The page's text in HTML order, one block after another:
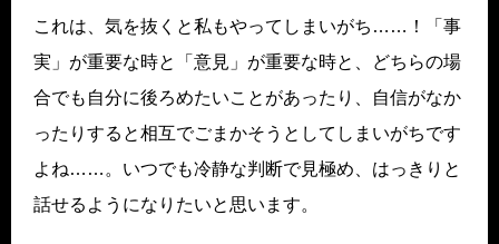
これは、気を抜くと私もやってしまいがち……！「事
実」が重要な時と「意見」が重要な時と、どちらの場
合でも自分に後ろめたいことがあったり、自信がなか
ったりすると相互でごまかそうとしてしまいがちです
よね……。いつでも冷静な判断で見極め、はっきりと
話せるようになりたいと思います。